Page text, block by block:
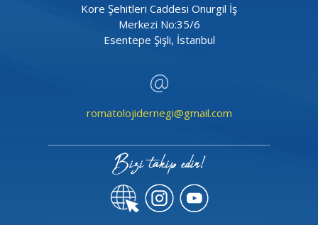
Kore Şehitleri Caddesi Onurgil İş
Merkezi No:35/6
Esentepe Şişli, İstanbul
romatolojidernegi@gmail.com
Bizi takip edin!